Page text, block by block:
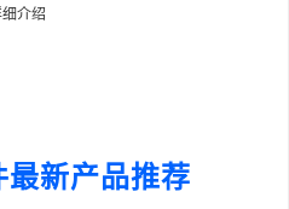
介绍
新产品推荐